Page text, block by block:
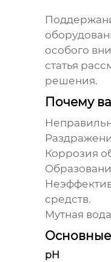
особого
статья
решения.
Почему
Коррозия
средств.
Мутная вода
pH